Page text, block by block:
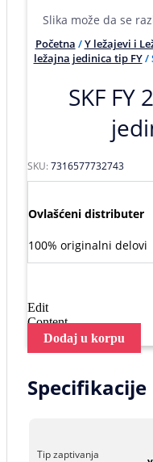
Slika može da se
Početna /Y ležajevi i
ležajna jedinica tip FY/
SKF FY
SKU:7316577732743
Ovlašćeni distributer
100% originalni delovi
Edit
Content
Dodaj u korpu
Specifikacije
Tip zaptivanja